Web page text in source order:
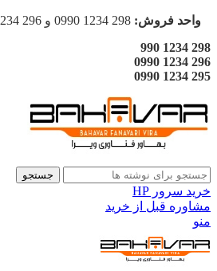
واحد فروش:
298 1234 990
296 1234 0990
295 1234 0990
جستجو
خرید سرور HP
مشاوره قبل از خرید
منو